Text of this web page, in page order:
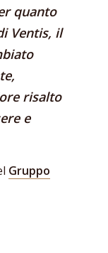
quanto
Ventis, il
risalto
e
Gruppo